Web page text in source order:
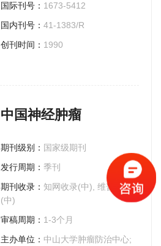
国际刊号： 1673-5412
国内刊号： 41-1383/R
创刊时间： 1990
中国神经肿瘤
期刊级别： 国家级期刊
发行周期： 季刊
期刊收录： 知网收录(中), 维普收录
(中)
审稿周期： 1-3个月
主办单位： 中山大学肿瘤防治中心;